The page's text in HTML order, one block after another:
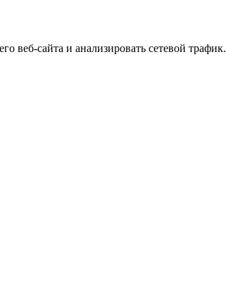
веб-сайта и анализировать сетевой трафик.